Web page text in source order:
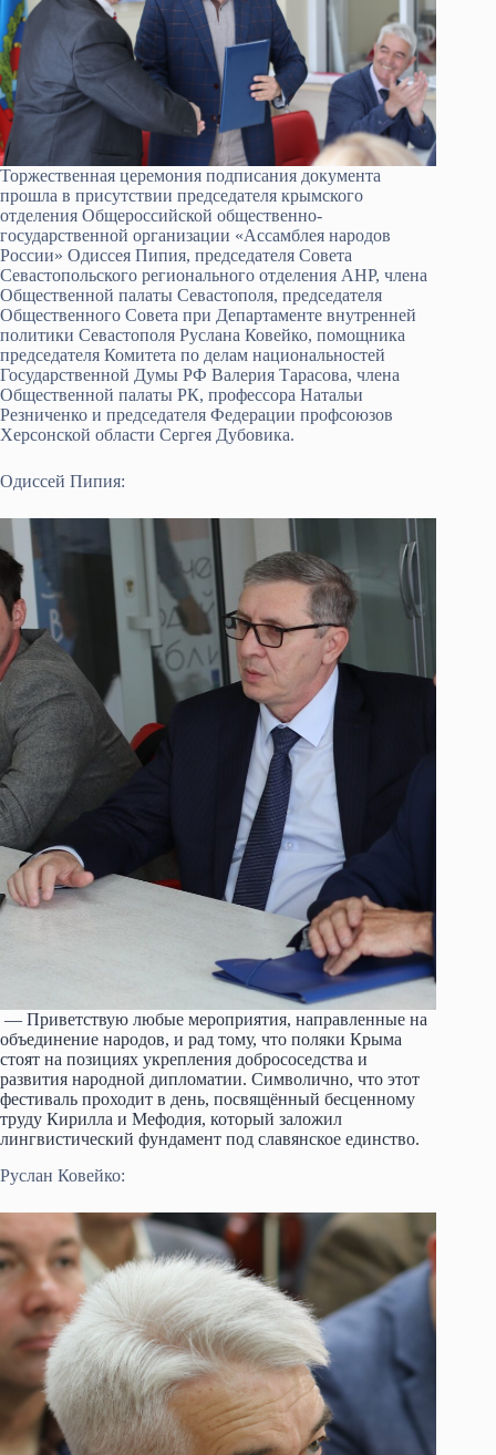
Торжественная церемония подписания документа
прошла в присутствии председателя крымского
отделения Общероссийской общественно-
государственной организации «Ассамблея народов
России» Одиссея Пипия, председателя Совета
Севастопольского регионального отделения АНР, члена
Общественной палаты Севастополя, председателя
Общественного Совета при Департаменте внутренней
политики Севастополя Руслана Ковейко, помощника
председателя Комитета по делам национальностей
Государственной Думы РФ Валерия Тарасова, члена
Общественной палаты РК, профессора Натальи
Резниченко и председателя Федерации профсоюзов
Херсонской области Сергея Дубовика.
Одиссей Пипия:
— Приветствую любые мероприятия, направленные на
объединение народов, и рад тому, что поляки Крыма
стоят на позициях укрепления добрососедства и
развития народной дипломатии. Символично, что этот
фестиваль проходит в день, посвящённый бесценному
труду Кирилла и Мефодия, который заложил
лингвистический фундамент под славянское единство.
Руслан Ковейко: